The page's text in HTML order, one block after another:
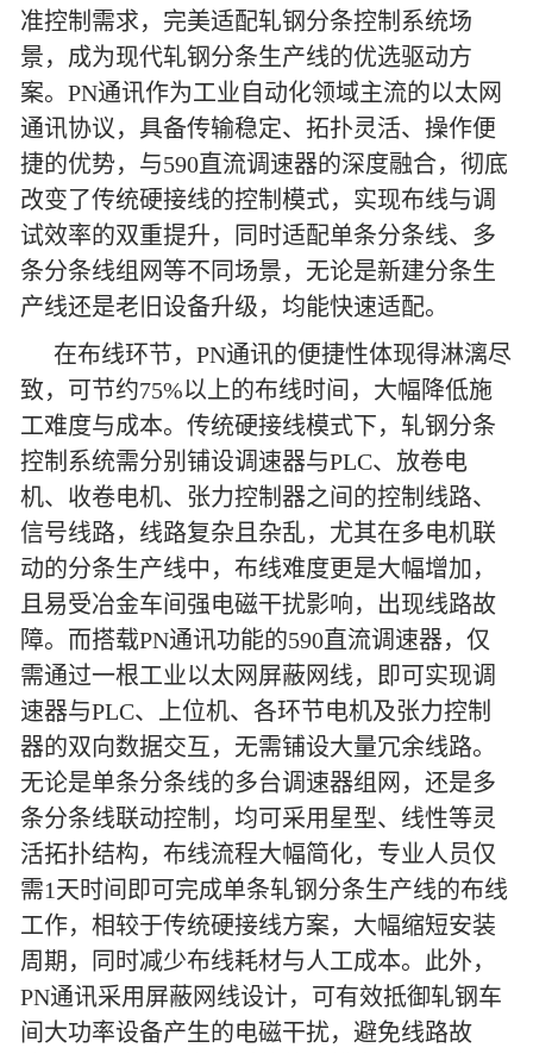
准控制需求，完美适配轧钢分条控制系统场
景，成为现代轧钢分条生产线的优选驱动方
案。PN通讯作为工业自动化领域主流的以太网
通讯协议，具备传输稳定、拓扑灵活、操作便
捷的优势，与590直流调速器的深度融合，彻底
改变了传统硬接线的控制模式，实现布线与调
试效率的双重提升，同时适配单条分条线、多
条分条线组网等不同场景，无论是新建分条生
产线还是老旧设备升级，均能快速适配。
在布线环节，PN通讯的便捷性体现得淋漓尽
致，可节约75%以上的布线时间，大幅降低施
工难度与成本。传统硬接线模式下，轧钢分条
控制系统需分别铺设调速器与PLC、放卷电
机、收卷电机、张力控制器之间的控制线路、
信号线路，线路复杂且杂乱，尤其在多电机联
动的分条生产线中，布线难度更是大幅增加，
且易受冶金车间强电磁干扰影响，出现线路故
障。而搭载PN通讯功能的590直流调速器，仅
需通过一根工业以太网屏蔽网线，即可实现调
速器与PLC、上位机、各环节电机及张力控制
器的双向数据交互，无需铺设大量冗余线路。
无论是单条分条线的多台调速器组网，还是多
条分条线联动控制，均可采用星型、线性等灵
活拓扑结构，布线流程大幅简化，专业人员仅
需1天时间即可完成单条轧钢分条生产线的布线
工作，相较于传统硬接线方案，大幅缩短安装
周期，同时减少布线耗材与人工成本。此外，
PN通讯采用屏蔽网线设计，可有效抵御轧钢车
间大功率设备产生的电磁干扰，避免线路故